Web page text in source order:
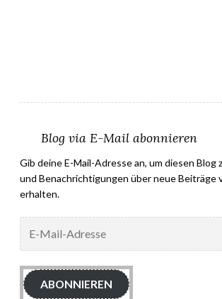
Blog via E-Mail abonnieren
Gib deine E-Mail-Adresse an, um diesen Blog
und Benachrichtigungen über neue Beiträge
erhalten.
Mail-
Adresse
ABONNIEREN